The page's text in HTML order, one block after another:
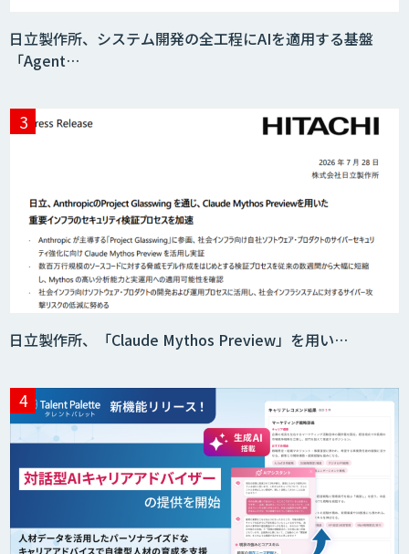
日立製作所、システム開発の全工程にAIを適用する基盤
「Agent…
日立製作所、「Claude Mythos Preview」を用い…